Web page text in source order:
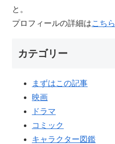
と。
プロフィールの詳細はこちら
カテゴリー
まずはこの記事
映画
ドラマ
コミック
キャラクター図鑑